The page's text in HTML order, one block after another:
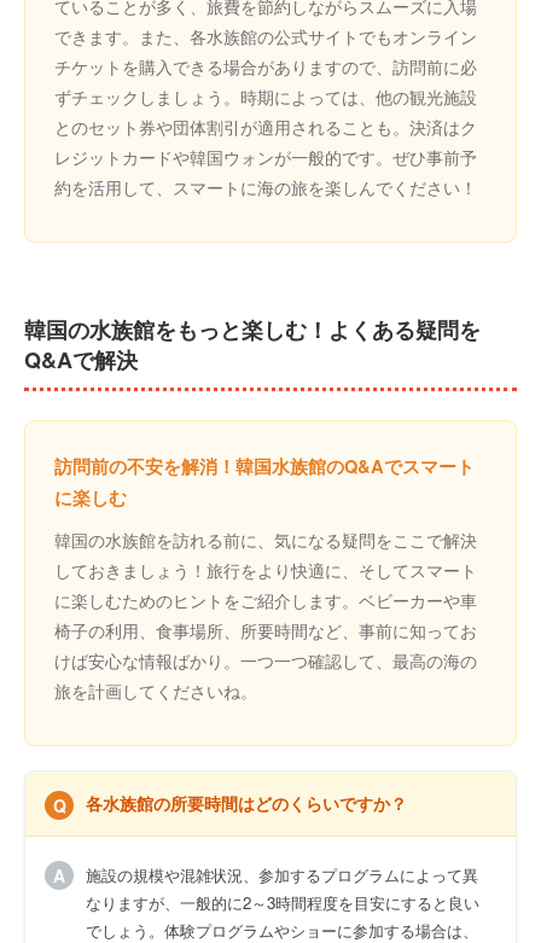
ていることが多く、旅費を節約しながらスムーズに入場
できます。また、各水族館の公式サイトでもオンライン
チケットを購入できる場合がありますので、訪問前に必
ずチェックしましょう。時期によっては、他の観光施設
とのセット券や団体割引が適用されることも。決済はク
レジットカードや韓国ウォンが一般的です。ぜひ事前予
約を活用して、スマートに海の旅を楽しんでください！
韓国の水族館をもっと楽しむ！よくある疑問を
Q&Aで解決
訪問前の不安を解消！韓国水族館のQ&Aでスマート
に楽しむ
韓国の水族館を訪れる前に、気になる疑問をここで解決
しておきましょう！旅行をより快適に、そしてスマート
に楽しむためのヒントをご紹介します。ベビーカーや車
椅子の利用、食事場所、所要時間など、事前に知ってお
けば安心な情報ばかり。一つ一つ確認して、最高の海の
旅を計画してくださいね。
各水族館の所要時間はどのくらいですか？
施設の規模や混雑状況、参加するプログラムによって異
なりますが、一般的に2～3時間程度を目安にすると良い
でしょう。体験プログラムやショーに参加する場合は、